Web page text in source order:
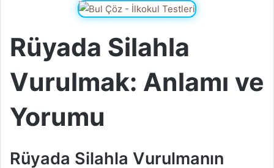
Rüyada Silahla
Vurulmak: Anlamı ve
Yorumu
Rüyada Silahla Vurulmanın